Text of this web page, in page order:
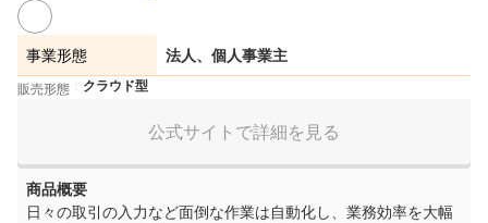
事業形態 法人、個人事業主
販売形態 クラウド型
公式サイトで詳細を見る
商品概要
日々の取引の入力など面倒な作業は自動化し、業務効率を大幅